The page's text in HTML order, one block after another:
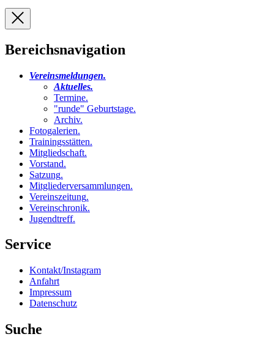
Bereichsnavigation
Vereinsmeldungen.
Aktuelles.
Termine.
"runde" Geburtstage.
Archiv.
Fotogalerien.
Trainingsstätten.
Mitgliedschaft.
Vorstand.
Satzung.
Mitgliederversammlungen.
Vereinszeitung.
Vereinschronik.
Jugendtreff.
Service
Kontakt/Instagram
Anfahrt
Impressum
Datenschutz
Suche